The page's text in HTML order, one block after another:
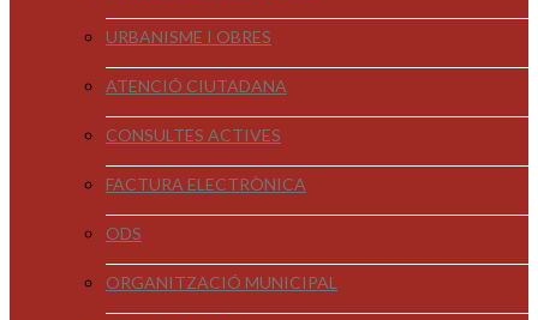
URBANISME I OBRES
ATENCIÓ CIUTADANA
CONSULTES ACTIVES
FACTURA ELECTRÒNICA
ODS
ORGANITZACIÓ MUNICIPAL